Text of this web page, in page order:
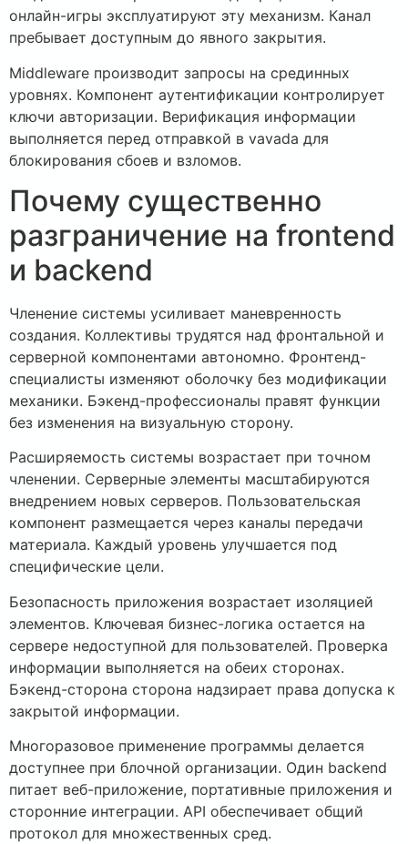
онлайн-игры эксплуатируют эту механизм. Канал
пребывает доступным до явного закрытия.
Middleware производит запросы на срединных
уровнях. Компонент аутентификации контролирует
ключи авторизации. Верификация информации
выполняется перед отправкой в vavada для
блокирования сбоев и взломов.
Почему существенно
разграничение на frontend
и backend
Членение системы усиливает маневренность
создания. Коллективы трудятся над фронтальной и
серверной компонентами автономно. Фронтенд-
специалисты изменяют оболочку без модификации
механики. Бэкенд-профессионалы правят функции
без изменения на визуальную сторону.
Расширяемость системы возрастает при точном
членении. Серверные элементы масштабируются
внедрением новых серверов. Пользовательская
компонент размещается через каналы передачи
материала. Каждый уровень улучшается под
специфические цели.
Безопасность приложения возрастает изоляцией
элементов. Ключевая бизнес-логика остается на
сервере недоступной для пользователей. Проверка
информации выполняется на обеих сторонах.
Бэкенд-сторона сторона надзирает права допуска к
закрытой информации.
Многоразовое применение программы делается
доступнее при блочной организации. Один backend
питает веб-приложение, портативные приложения и
сторонние интеграции. API обеспечивает общий
протокол для множественных сред.